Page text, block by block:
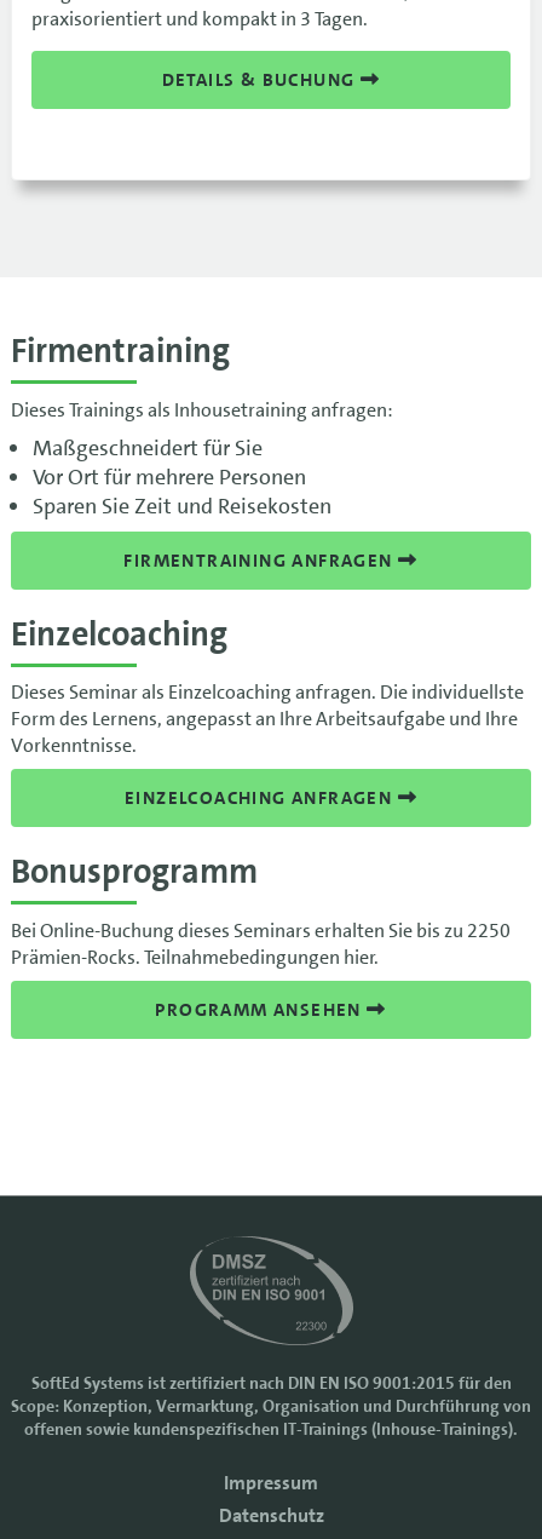
praxisorientiert und kompakt in 3 Tagen.
DETAILS & BUCHUNG
Firmentraining
Dieses Trainings als Inhousetraining anfragen:
Maßgeschneidert für Sie
Vor Ort für mehrere Personen
Sparen Sie Zeit und Reisekosten
FIRMENTRAINING ANFRAGEN
Einzelcoaching
Dieses Seminar als Einzelcoaching anfragen. Die individuellste
Form des Lernens, angepasst an Ihre Arbeitsaufgabe und Ihre
Vorkenntnisse.
EINZELCOACHING ANFRAGEN
Bonusprogramm
Bei Online-Buchung dieses Seminars erhalten Sie bis zu 2250
Prämien-Rocks. Teilnahmebedingungen hier.
PROGRAMM ANSEHEN
SoftEd Systems ist zertifiziert nach DIN EN ISO 9001:2015 für den
Scope: Konzeption, Vermarktung, Organisation und Durchführung von
offenen sowie kundenspezifischen IT-Trainings (Inhouse-Trainings).
Impressum
Datenschutz
Cookie-Einstellungen
verbessern. Manche Cookies sind notwendig, damit unsere Website
funktioniert. Mit anderen Cookies können wir die Zugriffe auf die